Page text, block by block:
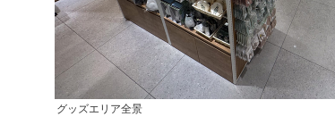
グッズエリア全景